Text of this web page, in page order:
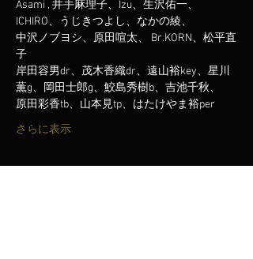
Asami , 井手麻理子、Izu、生沢佑一、
ICHIRO、うじきつよし、なかの綾、
中沢ノブヨシ、原田喧太、 Br.KORN、松平直
子
岸田容男dr、茂木香織dr、遠山裕key、星川
薫g、岡田士郎g、鮫島秀樹b、吉池千秋、
原田彩香tb、山本見tp、はたけやま裕per
さらに表示